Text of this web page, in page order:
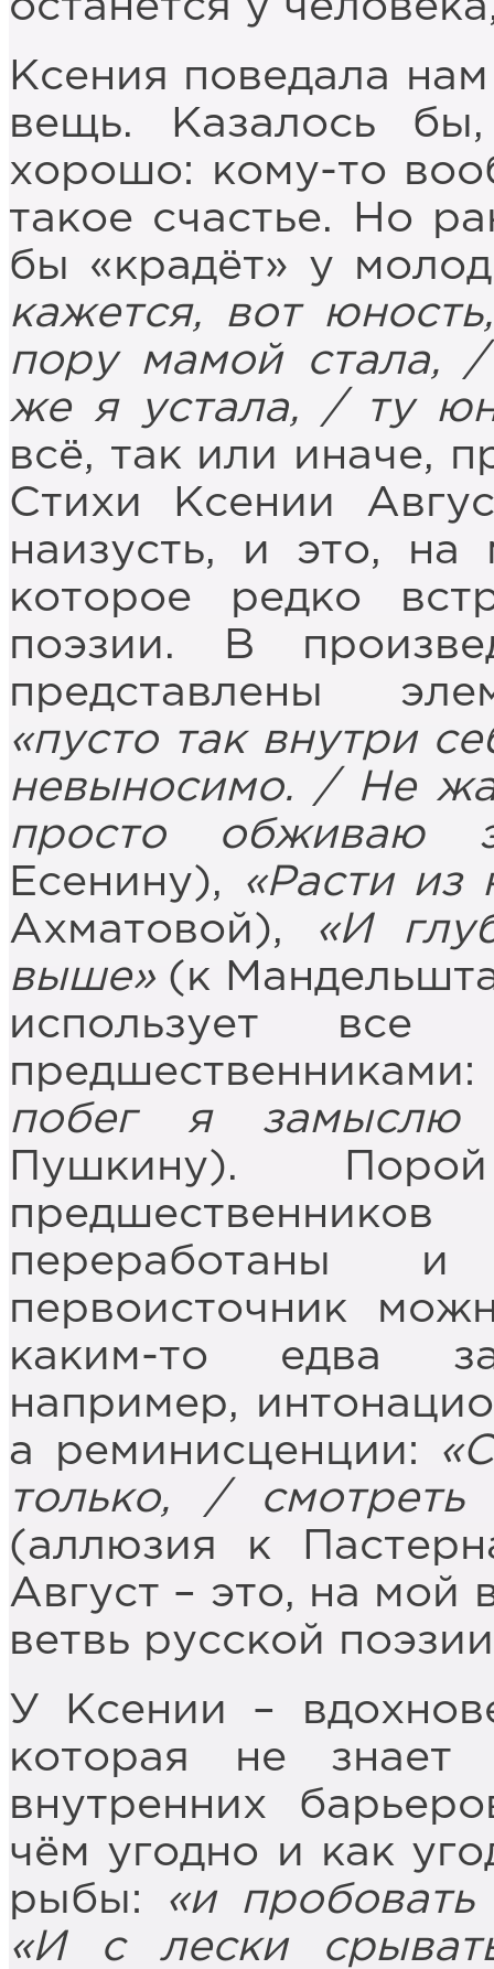
Ксения поведала
вещь. Казалось
хорошо: кому-то
такое счастье. Но
бы «крадёт» у
кажется, вот
пору мамой стала,
же я устала, / ту
всё, так или иначе,
Стихи Ксении
наизусть, и это, на
которое редко
поэзии. В
представлены
«пусто так внутри
невыносимо. / Не
просто обживаю
Есенину),
«Расти из
Ахматовой),
«И
выше»(к
использует все
побег я замыслю
Пушкину).
переработаны и
первоисточник
каким-то едва
например,
а реминисценции:
только, /
(аллюзия к
Август – это, на мой
ветвь русской
У Ксении –
которая не
внутренних
чём угодно и как
рыбы:
«и
«И с лески